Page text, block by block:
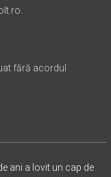
fără acordul
ani a lovit un cap de